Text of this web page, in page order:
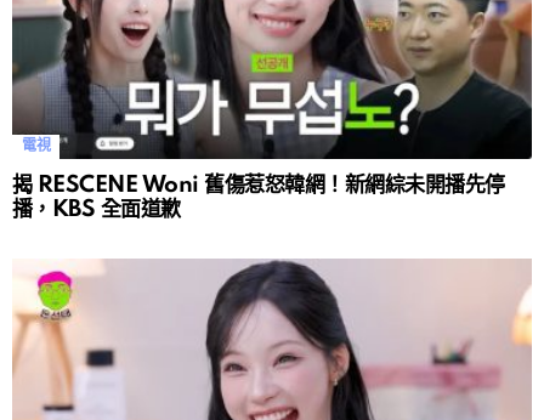
電視
揭 RESCENE Woni 舊傷惹怒韓網！新網綜未開播先停
播，KBS 全面道歉